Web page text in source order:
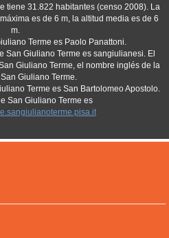
tiene 31.822 habitantes (censo 2008). La
es de 6 m, la altitud media es de 6
m.
Terme es Paolo Panattoni.
San Giuliano Terme es sangiulianesi. El
Giuliano Terme, el nombre inglés de la
Giuliano Terme.
Terme es San Bartolomeo Apostolo.
San Giuliano Terme es